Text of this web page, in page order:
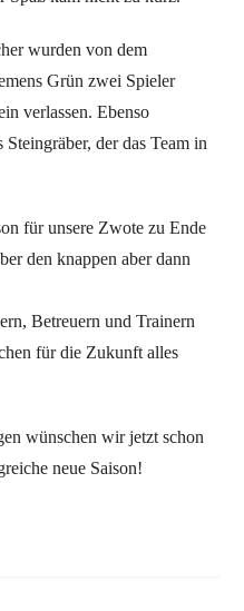
wurden von dem
Grün zwei Spieler
verlassen. Ebenso
der das Team in
für unsere Zwote zu Ende
den knappen aber dann
Betreuern und Trainern
für die Zukunft alles
wünschen wir jetzt schon
neue Saison!